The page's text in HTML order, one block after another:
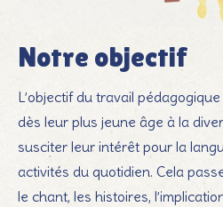
Notre objectif
Unser Ziel
L’objectif du travail
dès leur plus jeune âge à la
susciter leur intérêt pour la
activités du quotidien. Cela
le chant, les histoires,